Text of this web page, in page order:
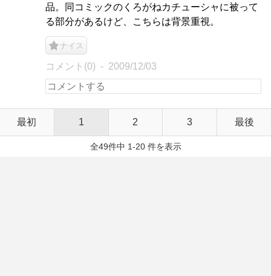
品。同コミックのくろがねカチューシャに被って
る部分があるけど、こちらは背景重視。
ナイス
コメント(0) 2009/12/03
最初 1 2 3 最後
全49件中 1-20 件を表示